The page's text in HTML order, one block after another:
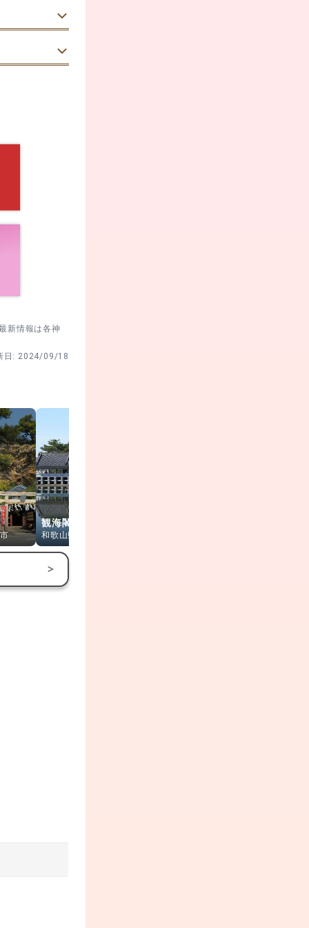
る一日で
海側を眺
てから参
拝殿での
約30分、
円）。
参できま
さまは祝
新情報は各神
日: 2024/09/18
観海閣
和歌山県和歌山市
>